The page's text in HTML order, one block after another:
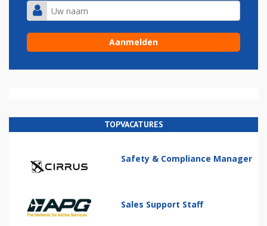
TOPVACATURES
Safety & Compliance Manager
Sales Support Staff